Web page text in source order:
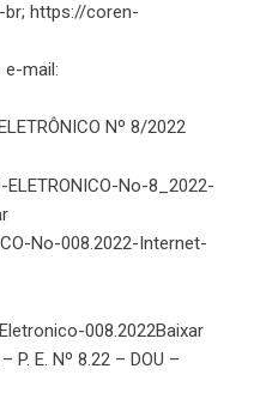
https://coren-
mail:
Nº 8/2022
ELETRONICO-No-8_2022-
No-008.2022-Internet-
008.2022Baixar
P. E. Nº 8.22 – DOU –